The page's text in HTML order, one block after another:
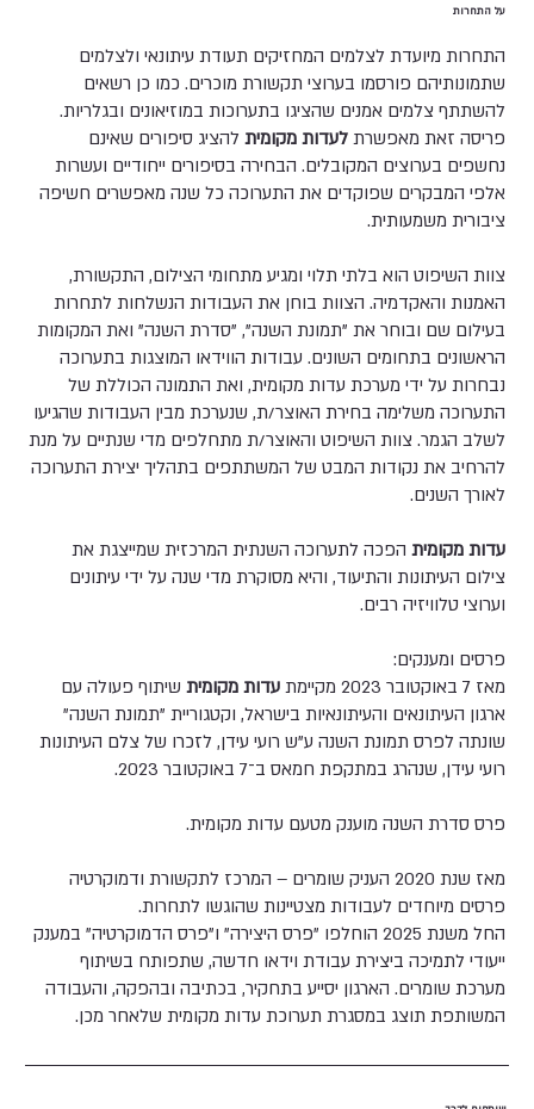
התחרות מיועדת לצלמים המחזיקים תעודת עיתונאי ולצלמים
שתמונותיהם פורסמו בערוצי תקשורת מוכרים. כמו כן רשאים
להשתתף צלמים אמנים שהציגו בתערוכות במוזיאונים ובגלריות.
פריסה זאת מאפשרת לעדות מקומיתלהציג סיפורים שאינם
נחשפים בערוצים המקובלים. הבחירה בסיפורים ייחודיים ועשרות
אלפי המבקרים שפוקדים את התערוכה כל שנה מאפשרים חשיפה
ציבורית משמעותית.
צוות השיפוט הוא בלתי תלוי ומגיע מתחומי הצילום, התקשורת,
האמנות והאקדמיה. הצוות בוחן את העבודות הנשלחות לתחרות
בעילום שם ובוחר את "תמונת השנה", "סדרת השנה" ואת המקומות
הראשונים בתחומים השונים. עבודות הווידאו המוצגות בתערוכה
נבחרות על ידי מערכת עדות מקומית, ואת התמונה הכוללת של
התערוכה משלימה בחירת האוצר/ת, שנערכת מבין העבודות שהגיעו
לשלב הגמר. צוות השיפוט והאוצר/ת מתחלפים מדי שנתיים על מנת
להרחיב את נקודות המבט של המשתתפים בתהליך יצירת התערוכה
לאורך השנים.
עדות מקומיתהפכה לתערוכה השנתית המרכזית שמייצגת את
צילום העיתונות והתיעוד, והיא מסוקרת מדי שנה על ידי עיתונים
וערוצי טלוויזיה רבים.
פרסים ומענקים:
מאז 7 באוקטובר 2023 מקיימת
עדות מקומיתשיתוף פעולה עם
ארגון העיתונאים והעיתונאיות בישראל, וקטגוריית "תמונת השנה"
שונתה לפרס תמונת השנה ע"ש רועי עידן, לזכרו של צלם העיתונות
רועי עידן, שנהרג במתקפת חמאס ב־7 באוקטובר 2023.
פרס סדרת השנה מוענק מטעם עדות מקומית.
מאז שנת 2020 העניק שומרים – המרכז לתקשורת ודמוקרטיה
פרסים מיוחדים לעבודות מצטיינות שהוגשו לתחרות.
החל משנת 2025 הוחלפו "פרס היצירה" ו"פרס הדמוקרטיה" במענק
ייעודי לתמיכה ביצירת עבודת וידאו חדשה, שתפותח בשיתוף
מערכת שומרים. הארגון יסייע בתחקיר, בכתיבה ובהפקה, והעבודה
המשותפת תוצג במסגרת תערוכת עדות מקומית שלאחר מכן.
על התחרות